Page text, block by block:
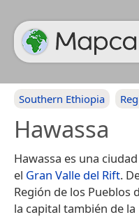
Southern Ethiopia
Hawassa
Hawassa es una
el Gran Valle del Rift.
Región de los Pueblos
la capital también de la